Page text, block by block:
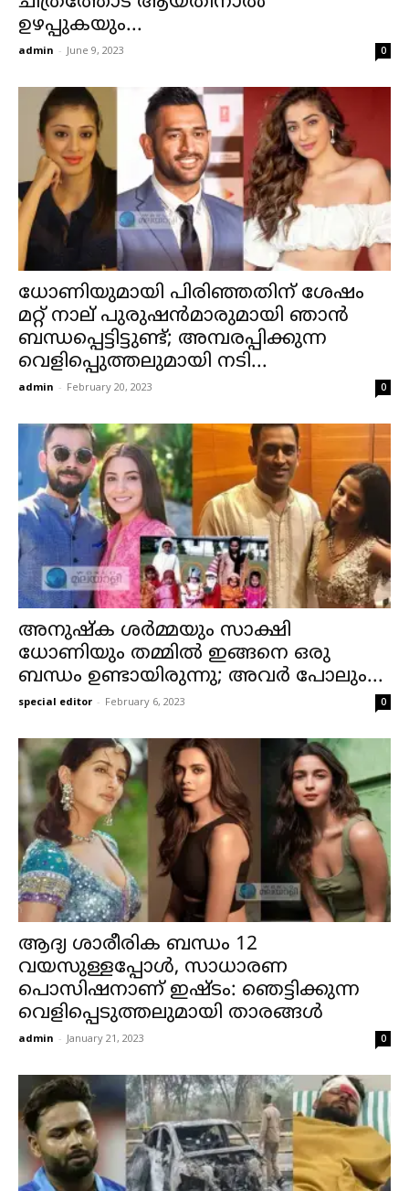
ഉഴപ്പുകയും...
admin - June 9, 2023 0
ധോണിയുമായി പിരിഞ്ഞതിന് ശേഷം
മറ്റ് നാല് പുരുഷൻമാരുമായി ഞാൻ
ബന്ധപ്പെട്ടിട്ടുണ്ട്; അമ്പരപ്പിക്കുന്ന
വെളിപ്പെുത്തലുമായി നടി...
admin - February 20, 2023 0
അനുഷ്‌ക ശർമ്മയും സാക്ഷി
ധോണിയും തമ്മിൽ ഇങ്ങനെ ഒരു
ബന്ധം ഉണ്ടായിരുന്നു; അവർ പോലും...
special editor - February 6, 2023 0
ആദ്യ ശാരീരിക ബന്ധം 12
വയസുള്ളപ്പോൾ, സാധാരണ
പൊസിഷനാണ് ഇഷ്ടം: ഞെട്ടിക്കുന്ന
വെളിപ്പെടുത്തലുമായി താരങ്ങൾ
admin - January 21, 2023 0